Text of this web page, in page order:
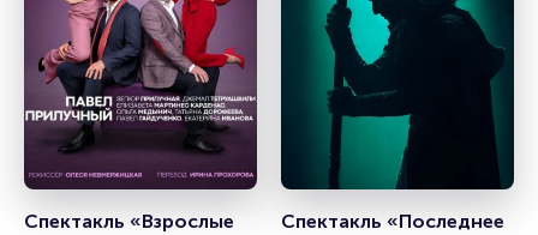
Спектакль «Взрослые
Спектакль «Последнее